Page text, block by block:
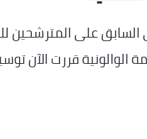
الوالونية قررت الآن